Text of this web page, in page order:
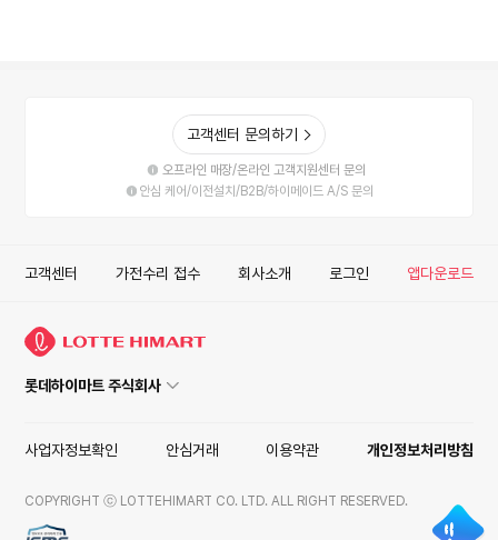
고객센터 문의하기
오프라인 매장/온라인 고객지원센터 문의
안심 케어/이전설치/B2B/하이메이드 A/S 문의
고객센터 가전수리 접수 회사소개 로그인 앱다운로드
롯데하이마트 주식회사
사업자정보확인 안심거래 이용약관 개인정보처리방침
COPYRIGHT ⓒ LOTTEHIMART CO. LTD. ALL RIGHT RESERVED.
ISMS